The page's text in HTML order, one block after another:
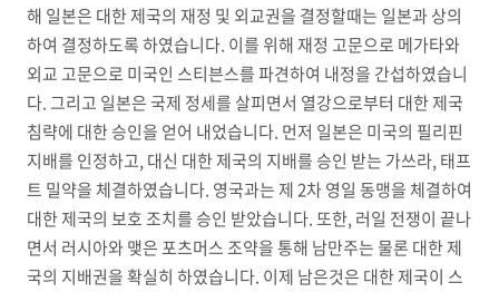
해 일본은 대한 제국의 재정 및 외교권을 결정할때는 일본과 상의
하여 결정하도록 하였습니다. 이를 위해 재정 고문으로 메가타와
외교 고문으로 미국인 스티븐스를 파견하여 내정을 간섭하였습니
다. 그리고 일본은 국제 정세를 살피면서 열강으로부터 대한 제국
침략에 대한 승인을 얻어 내었습니다. 먼저 일본은 미국의 필리핀
지배를 인정하고, 대신 대한 제국의 지배를 승인 받는 가쓰라, 태프
트 밀약을 체결하였습니다. 영국과는 제 2차 영일 동맹을 체결하여
대한 제국의 보호 조치를 승인 받았습니다. 또한, 러일 전쟁이 끝나
면서 러시아와 맺은 포츠머스 조약을 통해 남만주는 물론 대한 제
국의 지배권을 확실히 하였습니다. 이제 남은것은 대한 제국이 스